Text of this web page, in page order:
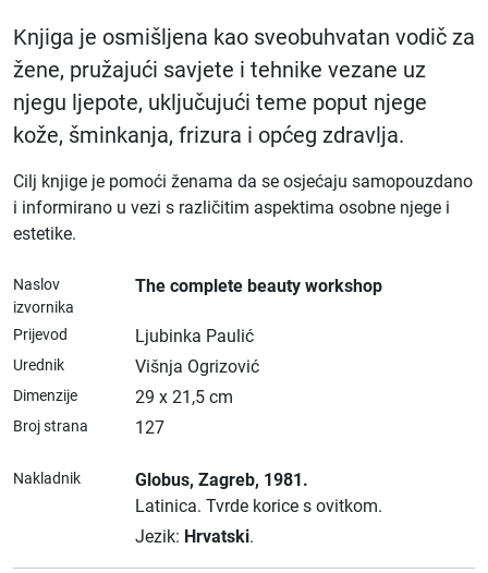
Knjiga je osmišljena kao sveobuhvatan vodič za
žene, pružajući savjete i tehnike vezane uz
njegu ljepote, uključujući teme poput njege
kože, šminkanja, frizura i općeg zdravlja.
Cilj knjige je pomoći ženama da se osjećaju samopouzdano
i informirano u vezi s različitim aspektima osobne njege i
estetike.
Naslov
izvornika
The complete beauty workshop
Prijevod Ljubinka Paulić
Urednik Višnja Ogrizović
Dimenzije 29 x 21,5 cm
Broj strana 127
Nakladnik Globus, Zagreb, 1981.
Latinica. Tvrde korice s ovitkom.
Jezik: Hrvatski.